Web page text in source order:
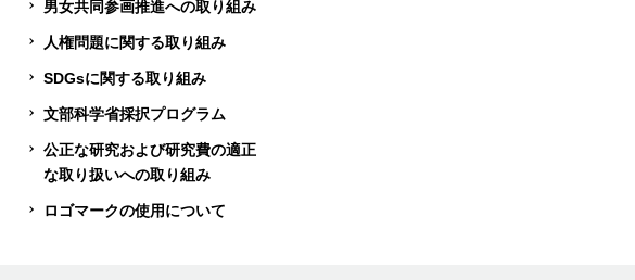
男女共同参画推進への取り組み
人権問題に関する取り組み
SDGsに関する取り組み
文部科学省採択プログラム
公正な研究および研究費の適正
な取り扱いへの取り組み
ロゴマークの使用について